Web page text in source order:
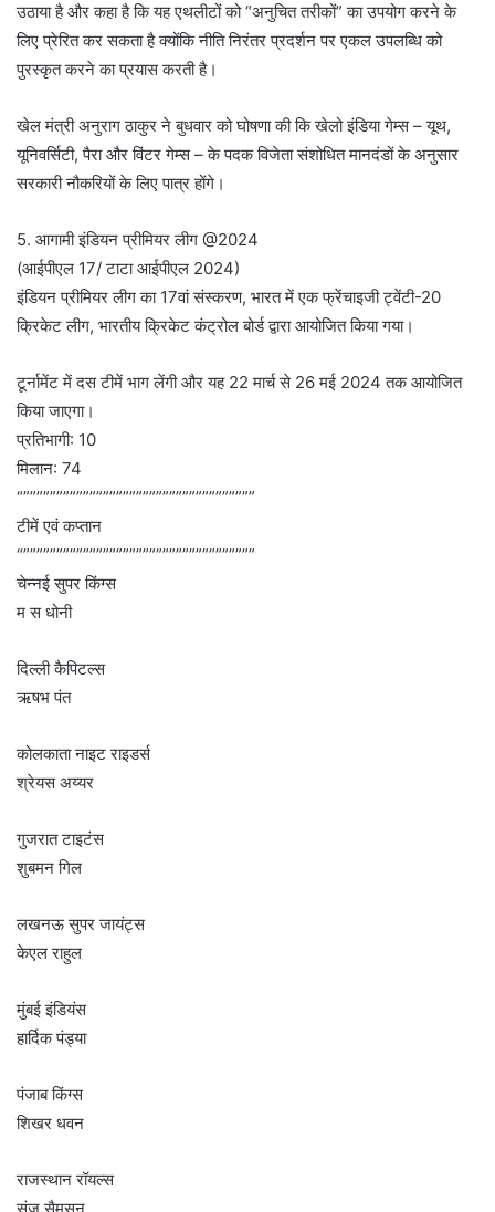
उठाया है और कहा है कि यह एथलीटों को “अनुचित तरीकों” का उपयोग करने के
लिए प्रेरित कर सकता है क्योंकि नीति निरंतर प्रदर्शन पर एकल उपलब्धि को
पुरस्कृत करने का प्रयास करती है।
खेल मंत्री अनुराग ठाकुर ने बुधवार को घोषणा की कि खेलो इंडिया गेम्स – यूथ,
यूनिवर्सिटी, पैरा और विंटर गेम्स – के पदक विजेता संशोधित मानदंडों के अनुसार
सरकारी नौकरियों के लिए पात्र होंगे।
5. आगामी इंडियन प्रीमियर लीग @2024
(आईपीएल 17/ टाटा आईपीएल 2024)
इंडियन प्रीमियर लीग का 17वां संस्करण, भारत में एक फ्रेंचाइजी ट्वेंटी-20
क्रिकेट लीग, भारतीय क्रिकेट कंट्रोल बोर्ड द्वारा आयोजित किया गया।
टूर्नामेंट में दस टीमें भाग लेंगी और यह 22 मार्च से 26 मई 2024 तक आयोजित
किया जाएगा।
प्रतिभागी: 10
मिलान: 74
“”””””””””””””””””””””””””””””””””””
टीमें एवं कप्तान
“”””””””””””””””””””””””””””””””””””
चेन्नई सुपर किंग्स
म स धोनी
दिल्ली कैपिटल्स
ऋषभ पंत
कोलकाता नाइट राइडर्स
श्रेयस अय्यर
गुजरात टाइटंस
शुबमन गिल
लखनऊ सुपर जायंट्स
केएल राहुल
मुंबई इंडियंस
हार्दिक पंड्या
पंजाब किंग्स
शिखर धवन
राजस्थान रॉयल्स